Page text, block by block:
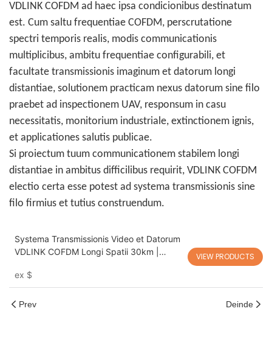
VDLINK COFDM ad haec ipsa condicionibus destinatum
est. Cum saltu frequentiae COFDM, perscrutatione
spectri temporis realis, modis communicationis
multiplicibus, ambitu frequentiae configurabili, et
facultate transmissionis imaginum et datorum longi
distantiae, solutionem practicam nexus datorum sine filo
praebet ad inspectionem UAV, responsum in casu
necessitatis, monitorium industriale, extinctionem ignis,
et applicationes salutis publicae.
Si proiectum tuum communicationem stabilem longi
distantiae in ambitus difficilibus requirit, VDLINK COFDM
electio certa esse potest ad systema transmissionis sine
filo firmius et tutius construendum.
Systema Transmissionis Video et Datorum
VDLINK COFDM Longi Spatii 30km |
Interceptionem pro UAV et
Applicationibus Industrialibus
ex $
VIEW PRODUCTS
Prev Deinde